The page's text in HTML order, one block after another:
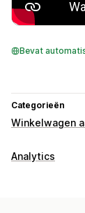
Bevat
Categorieën
Winkelwagen
Analytics